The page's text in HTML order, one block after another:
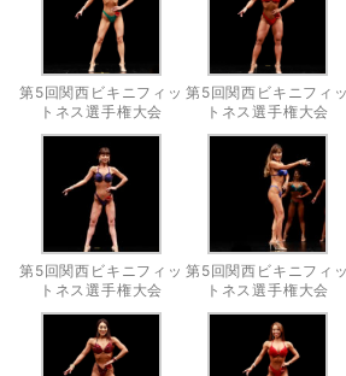
第5回関西ビキニフィッ
トネス選手権大会
第5回関西ビキニフィッ
トネス選手権大会
第5回関西ビキニフィッ
トネス選手権大会
第5回関西ビキニフィッ
トネス選手権大会